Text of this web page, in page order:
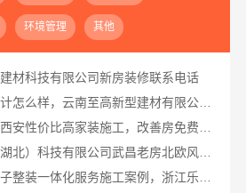
环境管理 其他
材科技有限公司新房装修联系电话
滇中家装设计怎么样，云南至高新型建材有限公司口碑之选